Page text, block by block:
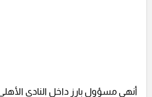
أنهى مسؤول بارز داخل النادي